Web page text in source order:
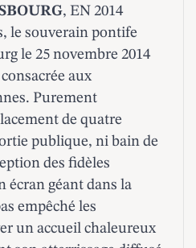
, EN 2014
le souverain pontife
le 25 novembre 2014
aux
Purement
de quatre
publique, ni bain de
des fidèles
écran géant dans la
empêché les
un accueil chaleureux